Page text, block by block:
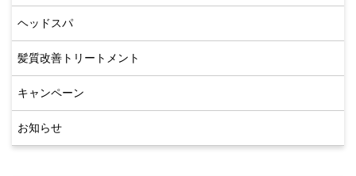
ヘッドスパ
髪質改善トリートメント
キャンペーン
お知らせ